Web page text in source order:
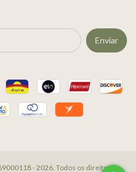
- 2026. Todos os direitos